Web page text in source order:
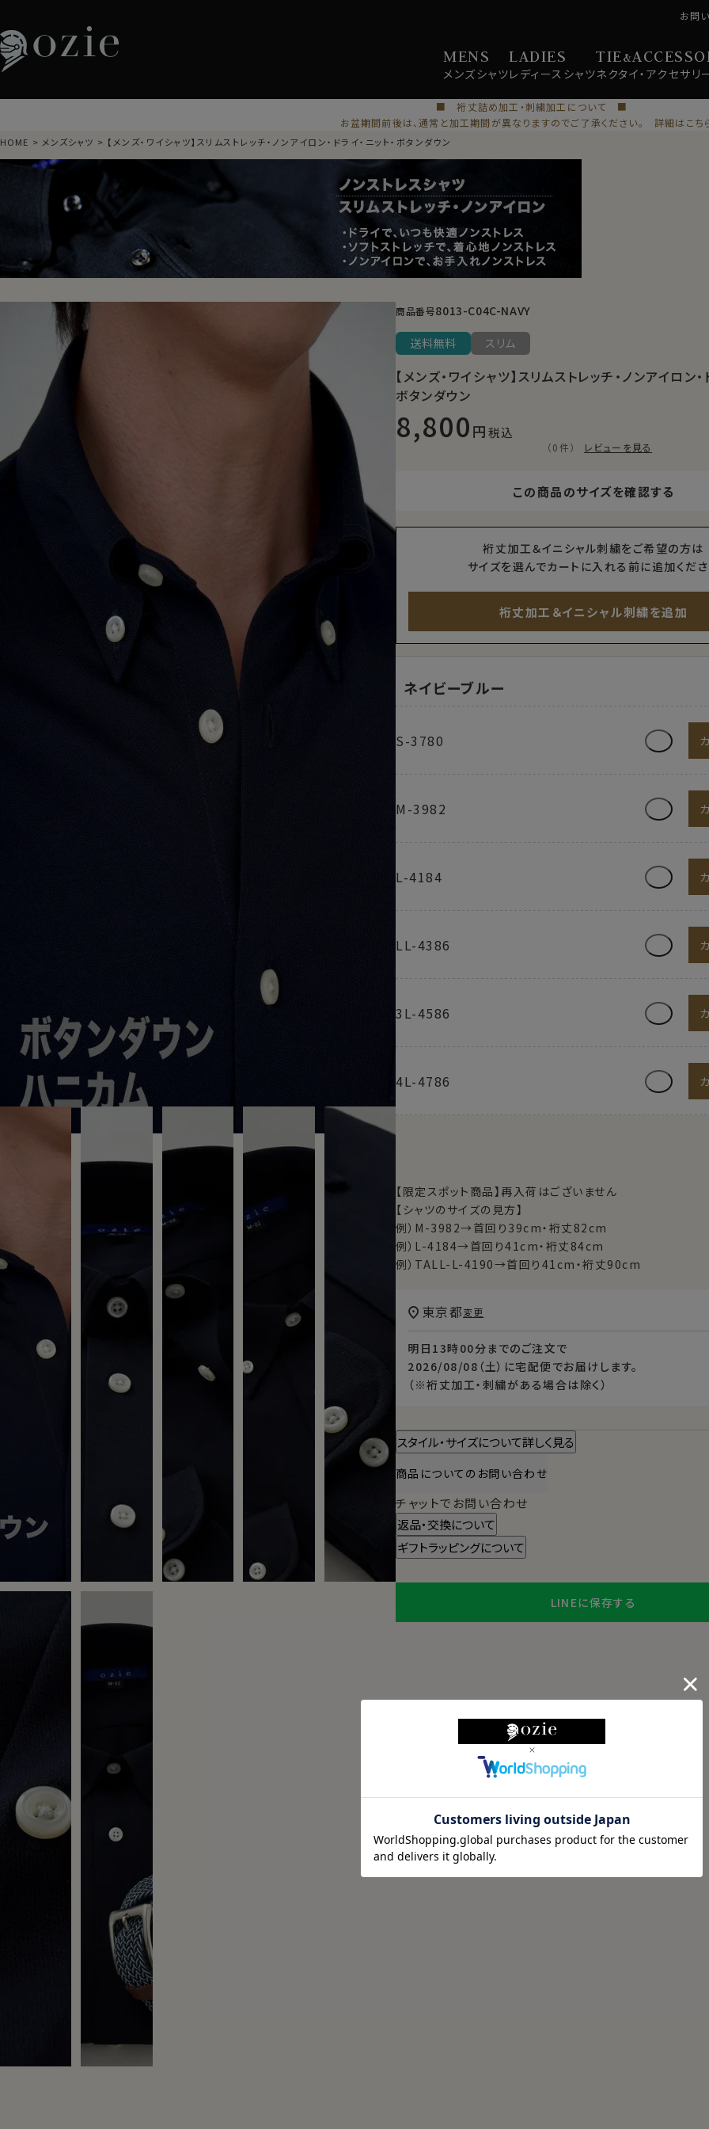
MENS
メンズシャツ
LADIES
レディース シャツ
TIE&
ネクタイ・ アクセサリ
お問
■ 裄丈詰め加工・刺繍加工について ■
お盆期間前後は、通常と加工期間が異なりますのでご了承ください。 詳細はこ
HOME メンズシャツ 【メンズ・ワイシャツ】スリムストレッチ・ノンアイロン・ドライ・ニット・ボタンダウン
商品番号8013-C04C-NAVY
送料無料 スリム
【メンズ・ワイシャツ】スリムストレッチ・ノンアイロン・
ボタンダウン
8,800 税込
（0件） レビューを見る
この商品のサイズを確認する
裄丈加工＆イニシャル刺繍をご希望の方は
サイズを選んでカートに入れる前に追加くだ
裄丈加工＆イニシャル刺繍を追加
ネイビーブルー
S-3780
M-3982
L-4184
LL-4386
3L-4586
4L-4786
【限定スポット商品】再入荷はございません
【シャツのサイズの見方】
例）M-3982→首回り39cm・裄丈82cm
例）L-4184→首回り41cm・裄丈84cm
例）TALL-L-4190→首回り41cm・裄丈90cm
明日 13時00分 までのご注文で
2026/08/08（土） に宅配便 でお届けします。
（※裄丈加工・刺繍がある場合は除く）
東京都変更
スタイル・サイズについて詳しく見る
商品についてのお問い合わせ
チャットでお問い合わせ
返品・交換について
ギフトラッピングについて
LINEに保存する